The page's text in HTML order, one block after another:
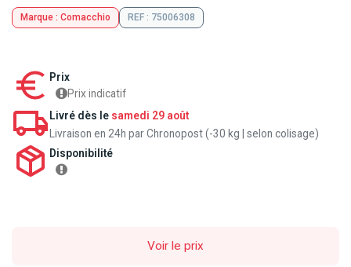
Marque : Comacchio REF : 75006308
Prix
Prix indicatif
Livré dès le samedi 29 août
Livraison en 24h par Chronopost (-30 kg | selon colisage)
Disponibilité
Voir le prix